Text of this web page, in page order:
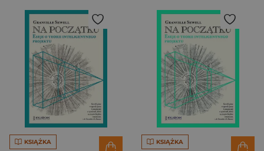
KSIĄŻKA KSIĄŻKA